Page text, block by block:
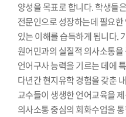
양성을 목표로 합니다. 학생들
전문인으로 성장하는데 필요
있는 이해를 습득하게 됩니다.
원어민과의 실질적 의사소통
언어구사 능력을 기르는 데에
다년간 현지유학 경험을 갖춘
교수들이 생생한 언어교육을
의사소통 중심의 회화수업을